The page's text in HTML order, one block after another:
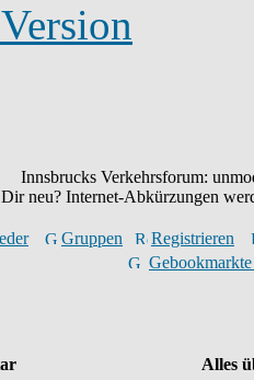
Innsbrucks Verkehrsforum:
neu? Internet-Abkürzungen
Gruppen
Registrieren
Alles